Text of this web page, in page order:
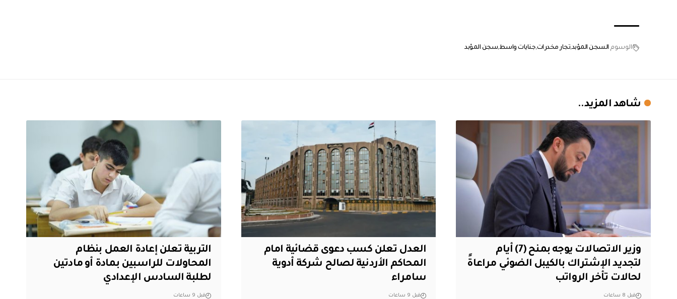
الوسوم السجن المؤبد تجار مخدرات جنايات واسط سجن المؤبد
شاهد المزيد..
وزير الاتصالات يوجه بمنح (7) أيام
لتجديد الإشتراك بالكيبل الضوئي مراعاةً
لحالات تأخر الرواتب
قبل 8 ساعات
العدل تعلن كسب دعوى قضائية امام
المحاكم الأردنية لصالح شركة أدوية
سامراء
قبل 9 ساعات
التربية تعلن إعادة العمل بنظام
المحاولات للراسبين بمادة أو مادتين
لطلبة السادس الإعدادي
قبل 9 ساعات